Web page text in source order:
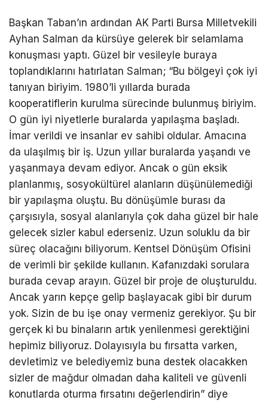
Başkan Taban’ın ardından AK Parti Bursa Milletvekili
Ayhan Salman da kürsüye gelerek bir selamlama
konuşması yaptı. Güzel bir vesileyle buraya
toplandıklarını hatırlatan Salman; “Bu bölgeyi çok iyi
tanıyan biriyim. 1980’li yıllarda burada
kooperatiflerin kurulma sürecinde bulunmuş biriyim.
O gün iyi niyetlerle buralarda yapılaşma başladı.
İmar verildi ve insanlar ev sahibi oldular. Amacına
da ulaşılmış bir iş. Uzun yıllar buralarda yaşandı ve
yaşanmaya devam ediyor. Ancak o gün eksik
planlanmış, sosyokültürel alanların düşünülemediği
bir yapılaşma oluştu. Bu dönüşümle burası da
çarşısıyla, sosyal alanlarıyla çok daha güzel bir hale
gelecek sizler kabul ederseniz. Uzun soluklu da bir
süreç olacağını biliyorum. Kentsel Dönüşüm Ofisini
de verimli bir şekilde kullanın. Kafanızdaki sorulara
burada cevap arayın. Güzel bir proje de oluşturuldu.
Ancak yarın kepçe gelip başlayacak gibi bir durum
yok. Sizin de bu işe onay vermeniz gerekiyor. Şu bir
gerçek ki bu binaların artık yenilenmesi gerektiğini
hepimiz biliyoruz. Dolayısıyla bu fırsatta varken,
devletimiz ve belediyemiz buna destek olacakken
sizler de mağdur olmadan daha kaliteli ve güvenli
konutlarda oturma fırsatını değerlendirin” diye